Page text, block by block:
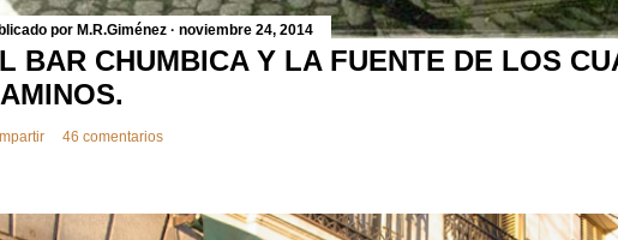
por M.R.Giménez noviembre 24, 2014
BAR CHUMBICA Y LA FUENTE DE LOS
46 comentarios